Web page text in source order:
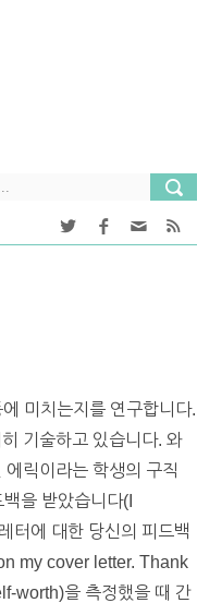
미치는지를 연구합니다.
기술하고 있습니다. 와
릭이라는 학생의 구직
을 받았습니다(I
터에 대한 당신의 피드백
my cover letter. Thank
worth)을 측정했을 때 간